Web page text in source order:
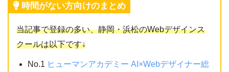
時間がない方向けのまとめ
当記事で登録の多い、静岡・浜松のWebデザインス
クールは以下です↓
No.1 ヒューマンアカデミー AI×Webデザイナー総